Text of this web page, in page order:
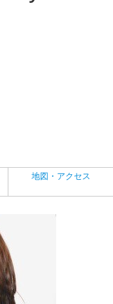
地図・アクセス